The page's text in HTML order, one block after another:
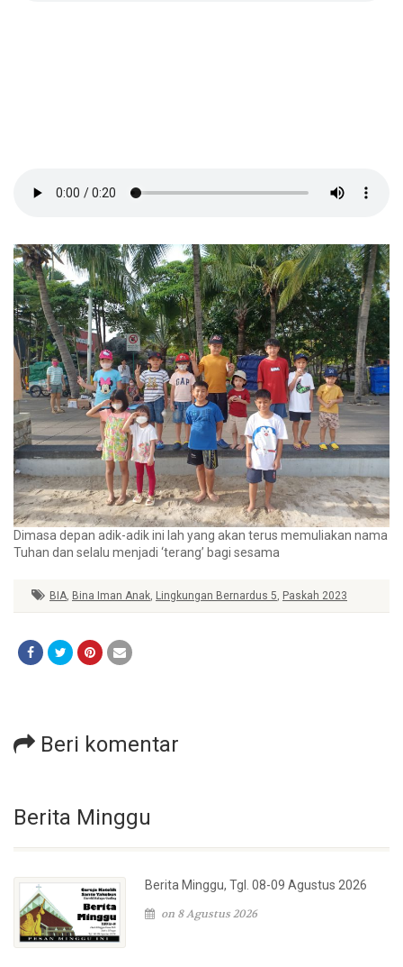
Dimasa depan adik-adik ini lah yang akan terus memuliakan nama
Tuhan dan selalu menjadi ‘terang’ bagi sesama
BIA Bina Iman Anak Lingkungan Bernardus 5 Paskah 2023
Beri komentar
Berita Minggu
Berita Minggu, Tgl. 08-09 Agustus 2026
on 8 Agustus 2026